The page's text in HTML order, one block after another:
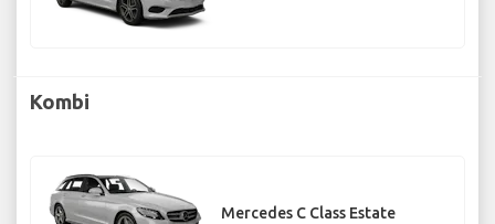
Kombi
Mercedes C Class Estate